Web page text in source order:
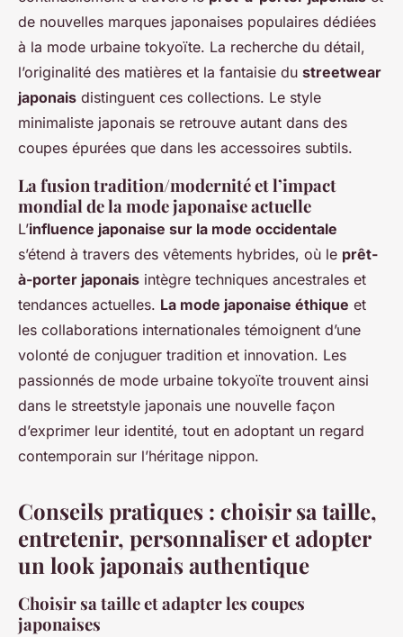
de nouvelles marques japonaises populaires dédiées
à la mode urbaine tokyoïte. La recherche du détail,
l’originalité des matières et la fantaisie du streetwear
japonais distinguent ces collections. Le style
minimaliste japonais se retrouve autant dans des
coupes épurées que dans les accessoires subtils.
La fusion tradition/modernité et l’impact
mondial de la mode japonaise actuelle
L’influence japonaise sur la mode occidentale
s’étend à travers des vêtements hybrides, où le prêt-
à-porter japonais intègre techniques ancestrales et
tendances actuelles. La mode japonaise éthique et
les collaborations internationales témoignent d’une
volonté de conjuguer tradition et innovation. Les
passionnés de mode urbaine tokyoïte trouvent ainsi
dans le streetstyle japonais une nouvelle façon
d’exprimer leur identité, tout en adoptant un regard
contemporain sur l’héritage nippon.
Conseils pratiques : choisir sa taille,
entretenir, personnaliser et adopter
un look japonais authentique
Choisir sa taille et adapter les coupes
japonaises